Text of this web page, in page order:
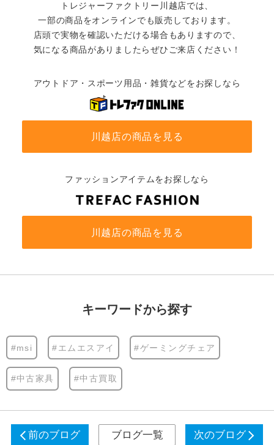
トレジャーファクトリー川越店では、
一部の商品をオンラインでも販売しております。
店頭で実物を確認いただける場合もありますので、
気になる商品がありましたらぜひご来店ください！
アウトドア・スポーツ用品・雑貨などをお探しなら
川越店の商品を見る
ファッションアイテムをお探しなら
川越店の商品を見る
キーワードから探す
#msi #エムエスアイ #ゲーミングチェア
#中古家具 #中古買取
前のブログ ブログ一覧 次のブログ